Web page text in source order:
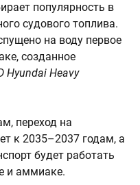
популярность в
судового топлива.
на воду первое
созданное
Hyundai Heavy
переход на
к 2035–2037 годам, а
будет работать
и аммиаке.